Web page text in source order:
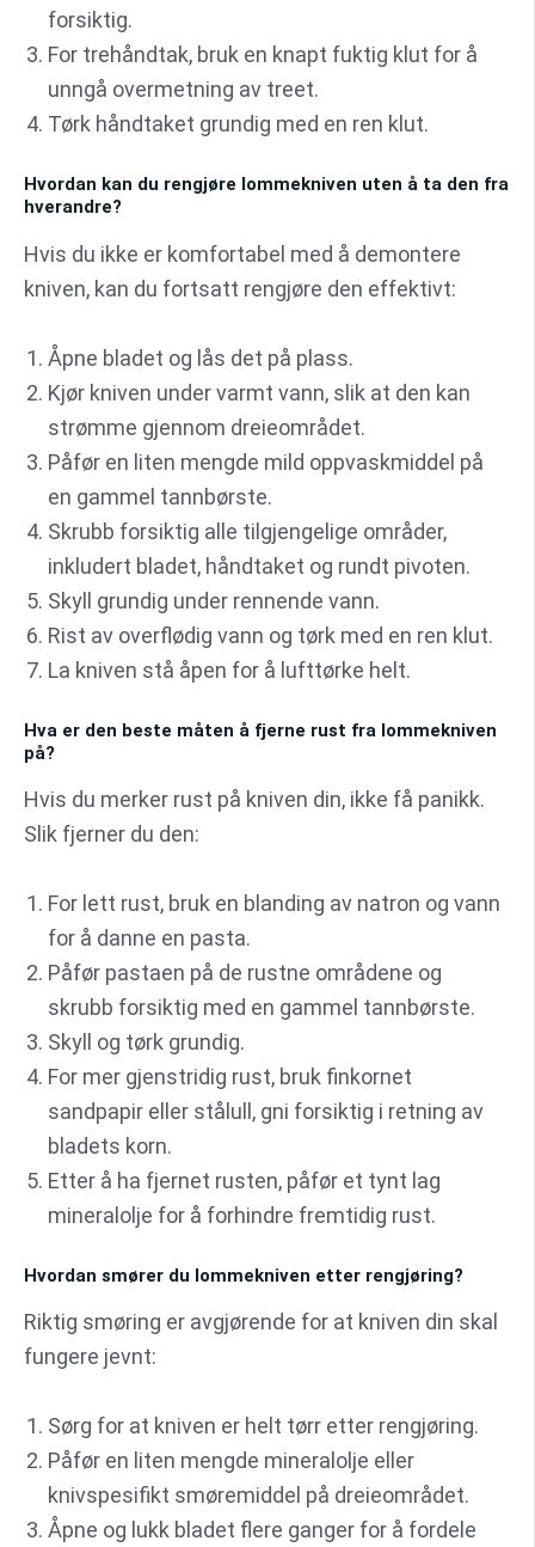
forsiktig.
For trehåndtak, bruk en knapt fuktig klut for å
unngå overmetning av treet.
Tørk håndtaket grundig med en ren klut.
Hvordan kan du rengjøre lommekniven uten å ta den fra
hverandre?
Hvis du ikke er komfortabel med å demontere
kniven, kan du fortsatt rengjøre den effektivt:
Åpne bladet og lås det på plass.
Kjør kniven under varmt vann, slik at den kan
strømme gjennom dreieområdet.
Påfør en liten mengde mild oppvaskmiddel på
en gammel tannbørste.
Skrubb forsiktig alle tilgjengelige områder,
inkludert bladet, håndtaket og rundt pivoten.
Skyll grundig under rennende vann.
Rist av overflødig vann og tørk med en ren klut.
La kniven stå åpen for å lufttørke helt.
Hva er den beste måten å fjerne rust fra lommekniven
på?
Hvis du merker rust på kniven din, ikke få panikk.
Slik fjerner du den:
For lett rust, bruk en blanding av natron og vann
for å danne en pasta.
Påfør pastaen på de rustne områdene og
skrubb forsiktig med en gammel tannbørste.
Skyll og tørk grundig.
For mer gjenstridig rust, bruk finkornet
sandpapir eller stålull, gni forsiktig i retning av
bladets korn.
Etter å ha fjernet rusten, påfør et tynt lag
mineralolje for å forhindre fremtidig rust.
Hvordan smører du lommekniven etter rengjøring?
Riktig smøring er avgjørende for at kniven din skal
fungere jevnt:
Sørg for at kniven er helt tørr etter rengjøring.
Påfør en liten mengde mineralolje eller
knivspesifikt smøremiddel på dreieområdet.
Åpne og lukk bladet flere ganger for å fordele